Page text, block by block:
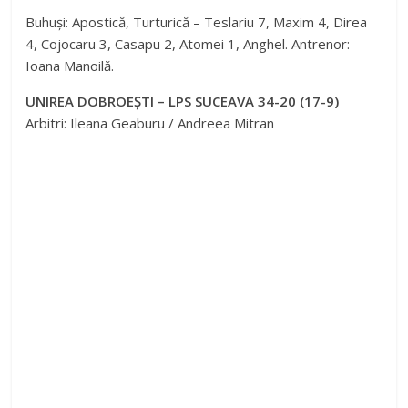
y
V
Buhuși: Apostică, Turturică – Teslariu 7, Maxim 4, Direa
4, Cojocaru 3, Casapu 2, Atomei 1, Anghel. Antrenor:
Ioana Manoilă.
UNIREA DOBROEȘTI – LPS SUCEAVA 34-20 (17-9)
Arbitri: Ileana Geaburu / Andreea Mitran